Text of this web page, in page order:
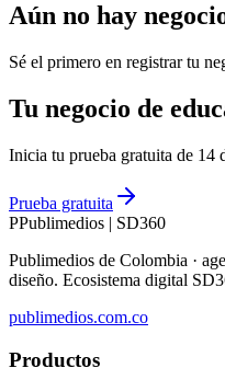
Aún no hay
Sé el primero en registrar tu
Tu negocio de
Inicia tu prueba gratuita de 14
Prueba gratuita
PPublimedios | SD360
Publimedios de Colombia ·
diseño. Ecosistema digital
publimedios.com.co
Productos